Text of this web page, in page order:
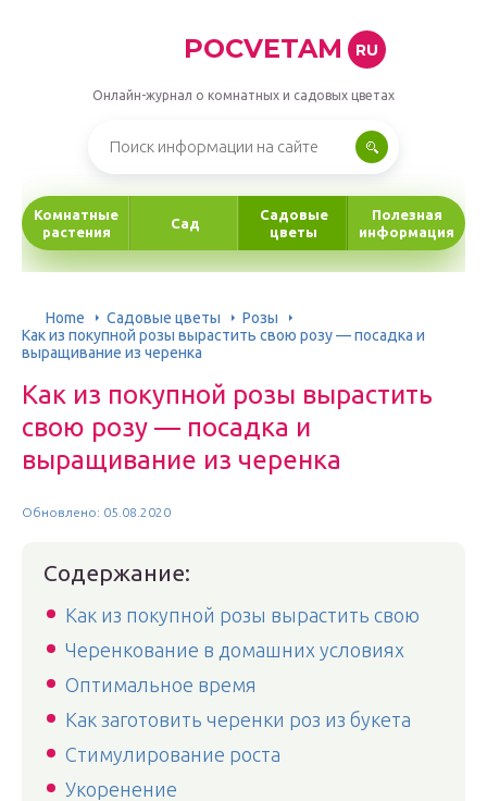
POCVETAM RU
Онлайн-журнал о комнатных и садовых цветах
Комнатные
растения
Сад
Садовые
цветы
Полезная
информация
Home Садовые цветы
Розы
Как из покупной розы вырастить свою розу — посадка и
выращивание из черенка
Как из покупной розы вырастить
свою розу — посадка и
выращивание из черенка
Обновлено: 05.08.2020
Содержание:
Как из покупной розы вырастить свою
Черенкование в домашних условиях
Оптимальное время
Как заготовить черенки роз из букета
Стимулирование роста
Укоренение